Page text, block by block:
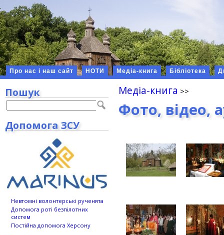
Про нас і наш сайт НОТИ Медіа-книга Бібліотека
Медіа-книга
Фото, відео,
Пошук
Допомога ЗСУ
Невтомні волонтерські рученята
Допомога роті безпілотних
систем
Постійна допомога Херсону